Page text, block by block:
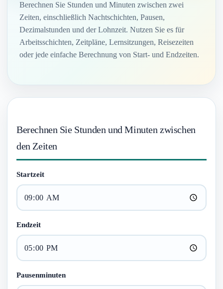
Berechnen Sie Stunden und Minuten zwischen zwei
Zeiten, einschließlich Nachtschichten, Pausen,
Dezimalstunden und der Lohnzeit. Nutzen Sie es für
Arbeitsschichten, Zeitpläne, Lernsitzungen, Reisezeiten
oder jede einfache Berechnung von Start- und Endzeiten.
Berechnen Sie Stunden und Minuten zwischen
den Zeiten
Startzeit
Endzeit
Pausenminuten